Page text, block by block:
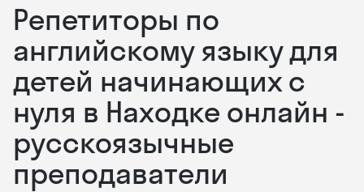
Репетиторы по
английскому языку для
детей начинающих с
нуля в Находке онлайн -
русскоязычные
преподаватели
Skysmart Chat